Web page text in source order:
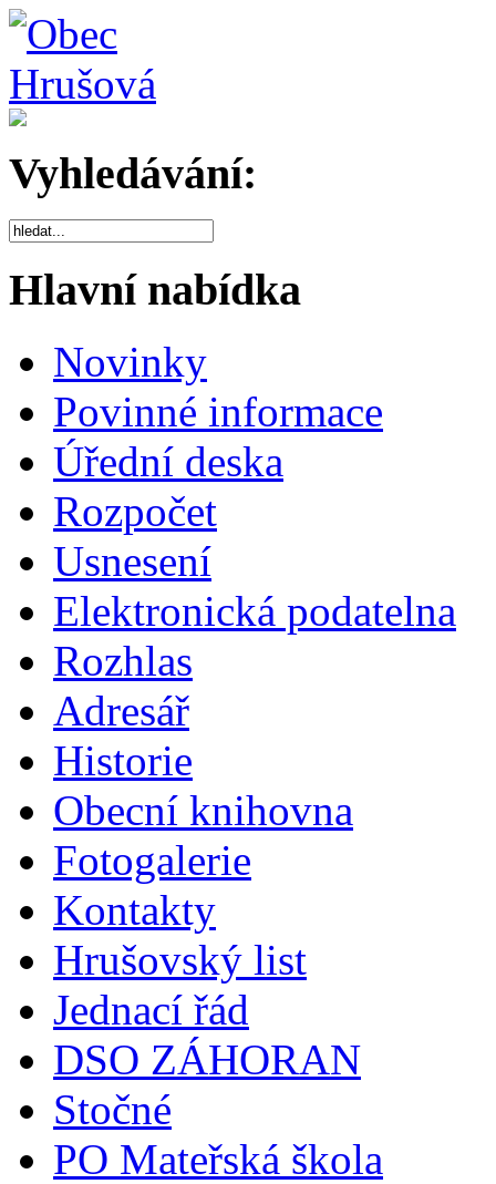
Vyhledávání:
Hlavní nabídka
Novinky
Povinné informace
Úřední deska
Rozpočet
Usnesení
Elektronická podatelna
Rozhlas
Adresář
Historie
Obecní knihovna
Fotogalerie
Kontakty
Hrušovský list
Jednací řád
DSO ZÁHORAN
Stočné
PO Mateřská škola